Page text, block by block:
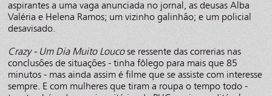
aspirantes a uma vaga anunciada no jornal, as deusas Alba
Valéria e Helena Ramos; um vizinho galinhão; e um policial
desavisado.
Crazy - Um Dia Muito Loucose ressente das correrias nas
conclusões de situações - tinha fôlego para mais que 85
minutos - mas ainda assim é filme que se assiste com interesse
sempre. E com mulheres que tiram a roupa o tempo todo -